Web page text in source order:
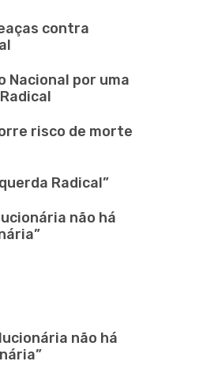
contra
Nacional por uma
risco de morte
Radical”
não há
não há